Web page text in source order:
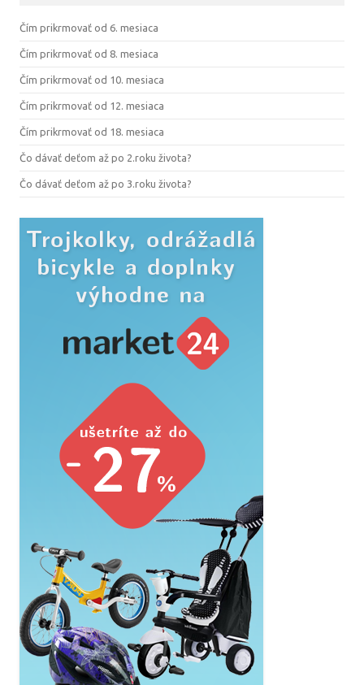
Čím prikrmovať od 6. mesiaca
Čím prikrmovať od 8. mesiaca
Čím prikrmovať od 10. mesiaca
Čím prikrmovať od 12. mesiaca
Čím prikrmovať od 18. mesiaca
Čo dávať deťom až po 2.roku života?
Čo dávať deťom až po 3.roku života?